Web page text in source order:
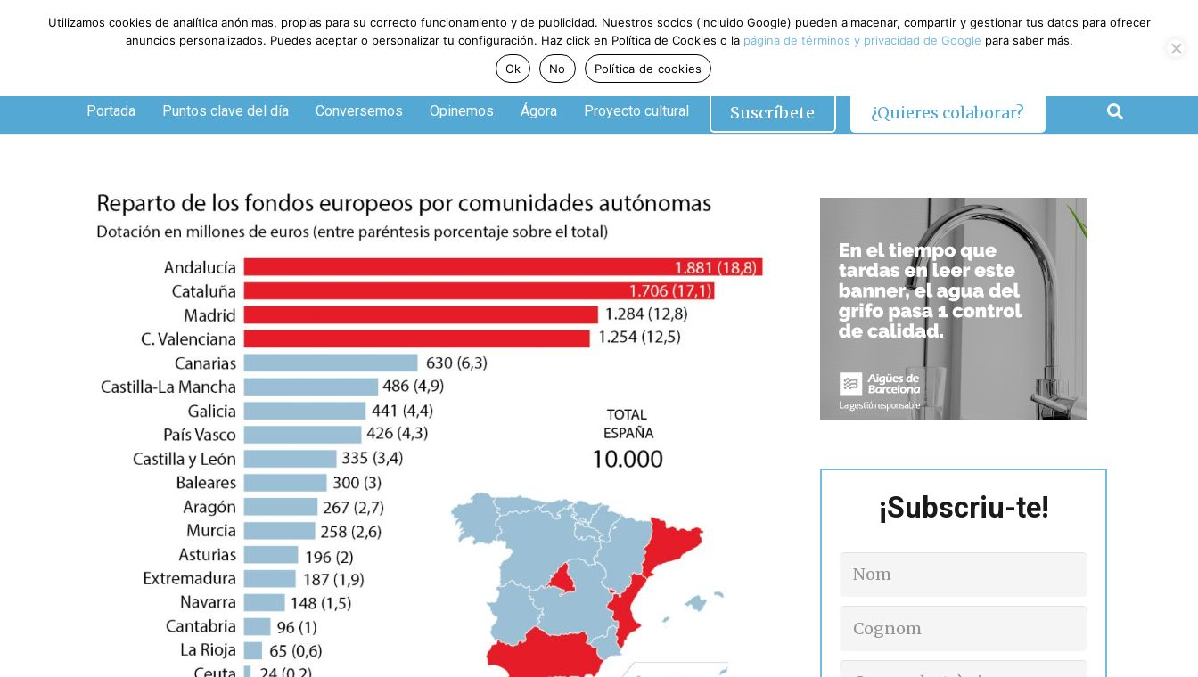
Viernes, 7 de agosto de 2026
Portada Puntos clave del día Conversemos Opinemos Ágora Proyecto cultural Suscríbete ¿Quieres colaborar?
¡Subscriu-te!
Utilizamos cookies de analítica anónimas, propias para su correcto funcionamiento y de publicidad. Nuestros socios (incluido Google) pueden almacenar, compartir y gestionar tus datos para ofrecer
anuncios personalizados. Puedes aceptar o personalizar tu configuración. Haz click en Política de Cookies o la página de términos y privacidad de Google para saber más.
Ok
No Política de cookies